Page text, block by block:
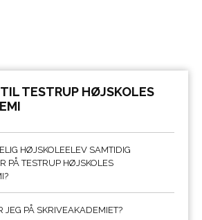
TESTRUP HØJSKOLES
HØJSKOLEELEV SAMTIDIG
PÅ TESTRUP HØJSKOLES
JEG PÅ SKRIVEAKADEMIET?